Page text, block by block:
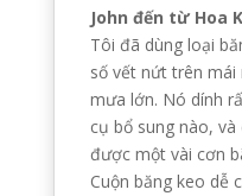
John đến từ Hoa
Tôi đã dùng loại
số vết nứt trên mái
mưa lớn. Nó dính
cụ bổ sung nào,
được một vài cơn
Cuộn băng keo dễ